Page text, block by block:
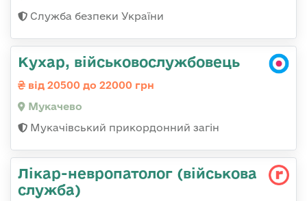
Служба безпеки України
Кухар, військовослужбовець
від 20500 до 22000 грн
Мукачево
Мукачівський прикордонний загін
Лікар-невропатолог (військова
служба)